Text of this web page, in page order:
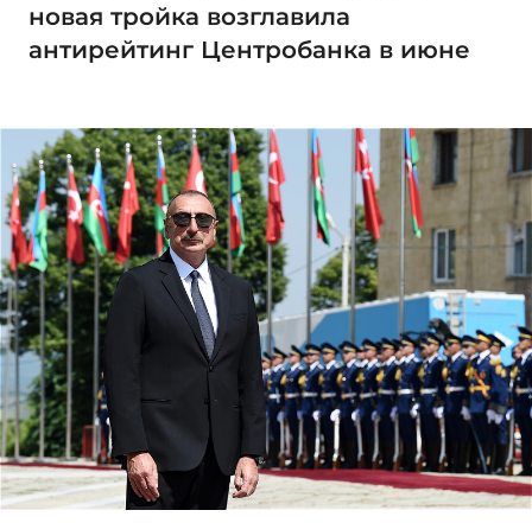
новая тройка возглавила
антирейтинг Центробанка в июне